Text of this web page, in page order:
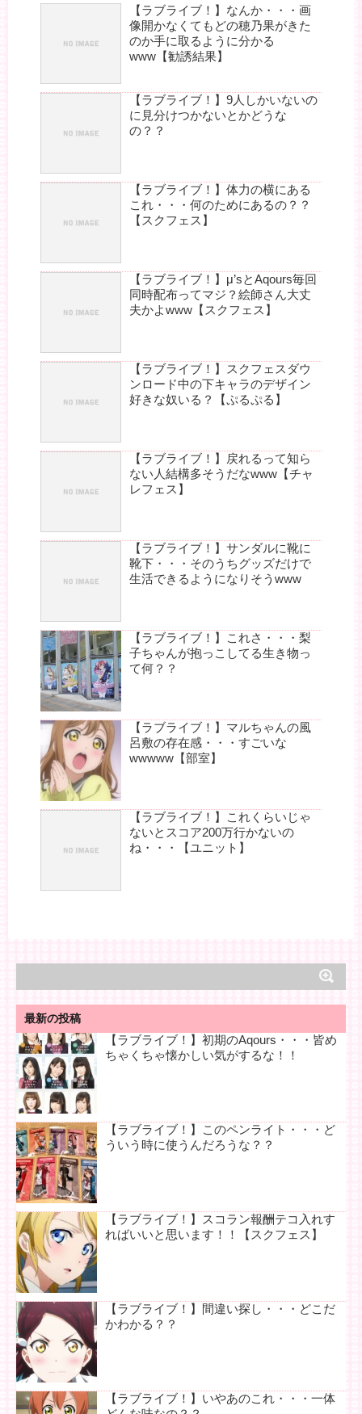
【ラブライブ！】なんか・・・画
像開かなくてもどの穂乃果がきた
のか手に取るように分かる
www【勧誘結果】
【ラブライブ！】9人しかいないの
に見分けつかないとかどうな
の？？
【ラブライブ！】体力の横にある
これ・・・何のためにあるの？？
【スクフェス】
【ラブライブ！】μ’sとAqours毎回
同時配布ってマジ？絵師さん大丈
夫かよwww【スクフェス】
【ラブライブ！】スクフェスダウ
ンロード中の下キャラのデザイン
好きな奴いる？【ぷるぷる】
【ラブライブ！】戻れるって知ら
ない人結構多そうだなwww【チャ
レフェス】
【ラブライブ！】サンダルに靴に
靴下・・・そのうちグッズだけで
生活できるようになりそうwww
【ラブライブ！】これさ・・・梨
子ちゃんが抱っこしてる生き物っ
て何？？
【ラブライブ！】マルちゃんの風
呂敷の存在感・・・すごいな
wwwww【部室】
【ラブライブ！】これくらいじゃ
ないとスコア200万行かないの
ね・・・【ユニット】
最新の投稿
【ラブライブ！】初期のAqours・・・皆め
ちゃくちゃ懐かしい気がするな！！
【ラブライブ！】このペンライト・・・ど
ういう時に使うんだろうな？？
【ラブライブ！】スコラン報酬テコ入れす
ればいいと思います！！【スクフェス】
【ラブライブ！】間違い探し・・・どこだ
かわかる？？
【ラブライブ！】いやあのこれ・・・一体